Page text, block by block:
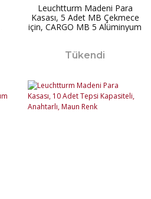
Leuchtturm Madeni Para
Kasası, 5 Adet MB Çekmece
için, CARGO MB 5 Alüminyum
Tükendi